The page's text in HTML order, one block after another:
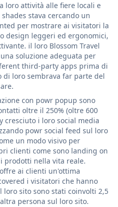
loro attività alle fiere locali e
stava cercando un
per mostrare ai visitatori la
design leggeri ed ergonomici,
il loro Blossom Travel
soluzione adeguata per
third-party apps prima di
loro sembrava far parte del
con powr popup sono
oltre il 250% (oltre 600
cresciuto i loro social media
powr social feed sul loro
un modo visivo per
clienti come sono landing on
prodotti nella vita reale.
ai clienti un'ottima
i visitatori che hanno
sito sono stati coinvolti 2,5
persona sul loro sito.